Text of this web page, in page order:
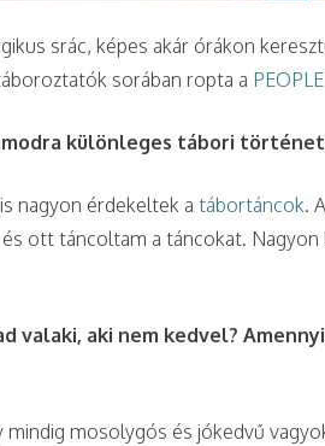
srác, képes akár órákon
sorában ropta a
különleges tábori
nagyon érdekeltek a tábortáncok.
ott táncoltam a táncokat.
valaki, aki nem kedvel?
mindig mosolygós és jókedvű